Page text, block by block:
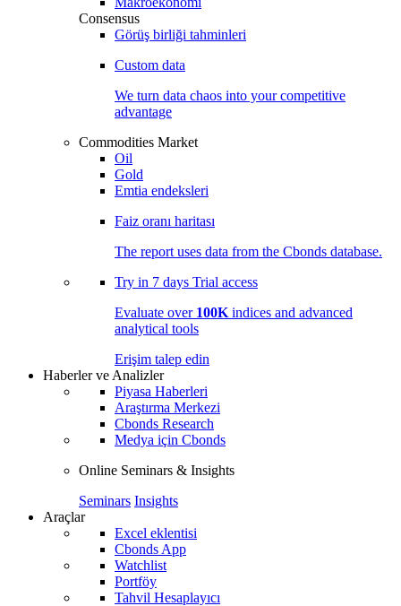
Consensus
Görüş birliği tahminleri
Custom data
We turn data chaos into your competitive
advantage
Commodities Market
Oil
Gold
Emtia endeksleri
Faiz oranı haritası
The report uses data from the Cbonds database.
Try in 7 days Trial access
Evaluate over 100K indices and advanced
analytical tools
Erişim talep edin
Haberler ve Analizler
Piyasa Haberleri
Araştırma Merkezi
Cbonds Research
Medya için Cbonds
Online Seminars & Insights
Seminars Insights
Araçlar
Excel eklentisi
Cbonds App
Watchlist
Portföy
Tahvil Hesaplayıcı